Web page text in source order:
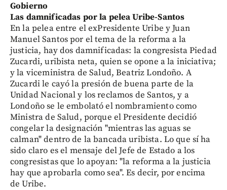
Gobierno
Las damnificadas por la pelea Uribe-Santos
En la pelea entre el exPresidente Uribe y Juan
Manuel Santos por el tema de la reforma a la
justicia, hay dos damnificadas: la congresista Piedad
Zucardi, uribista neta, quien se opone a la iniciativa;
y la viceministra de Salud, Beatriz Londoño. A
Zucardi le cayó la presión de buena parte de la
Unidad Nacional y los reclamos de Santos, y a
Londoño se le embolató el nombramiento como
Ministra de Salud, porque el Presidente decidió
congelar la designación "mientras las aguas se
calman" dentro de la bancada uribista. Lo que sí ha
sido claro es el mensaje del Jefe de Estado a los
congresistas que lo apoyan: "la reforma a la justicia
hay que aprobarla como sea". Es decir, por encima
de Uribe.